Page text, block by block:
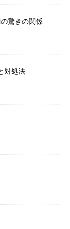
驚きの関係
対処法